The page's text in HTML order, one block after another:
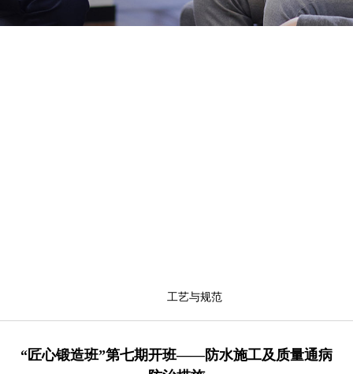
工艺与规范
“匠心锻造班”第七期开班——防水施工及质量通病